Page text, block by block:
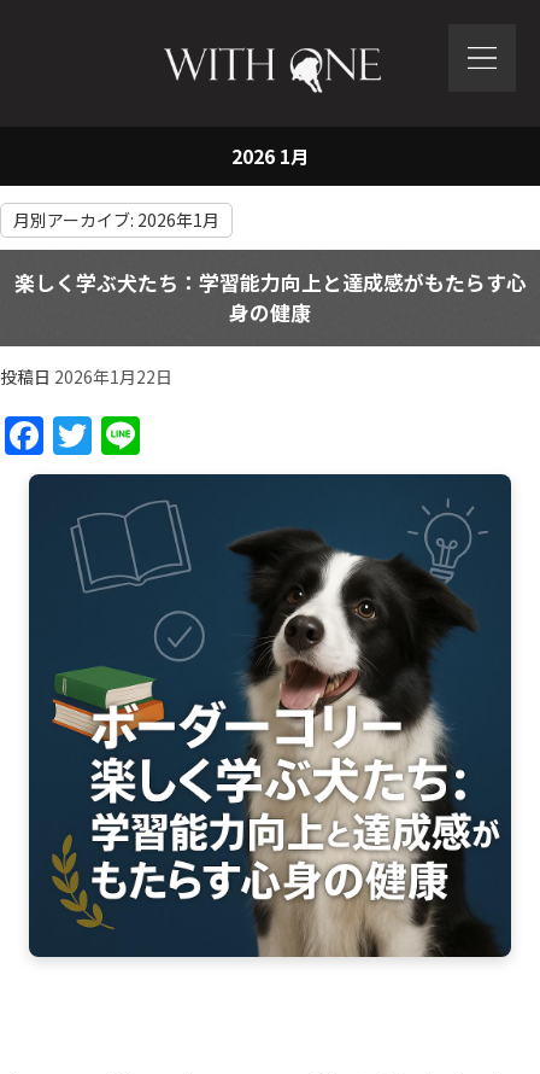
2026 1月
月別アーカイブ: 2026年1月
楽しく学ぶ犬たち：学習能力向上と達成感がもたらす心
身の健康
投稿日 2026年1月22日
Facebook
Twitter